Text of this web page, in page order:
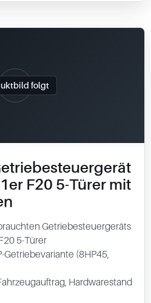
folgt
F20 5-Türer mit
Getriebesteuergeräts
5-Türer
Getriebevariante (8HP45,
Hardwarestand